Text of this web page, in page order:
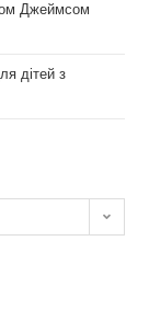
Джеймсом
дітей з